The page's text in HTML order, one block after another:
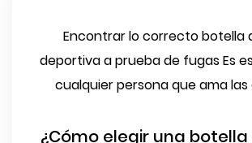
Encontrar lo correcto botella
deportiva a prueba de fugas Es
cualquier persona que ama las
¿Cómo elegir una